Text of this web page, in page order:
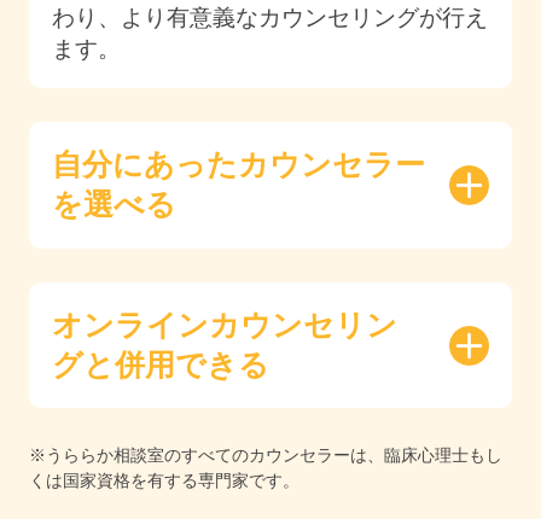
わり、より有意義なカウンセリングが行え
ます。
自分にあったカウンセラー
を選べる
オンラインカウンセリン
グと併用できる
※うららか相談室のすべてのカウンセラーは、臨床心理士もし
くは国家資格を有する専門家です。